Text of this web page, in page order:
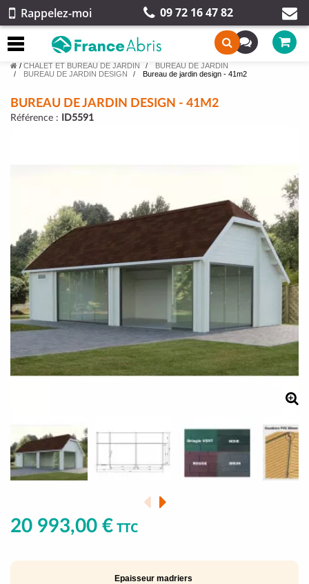
Rappelez-moi 09 72 16 47 82
/ CHALET ET BUREAU DE JARDIN
BUREAU DE JARDIN
BUREAU DE JARDIN DESIGN
Bureau de jardin design - 41m2
BUREAU DE JARDIN DESIGN - 41M2
Référence : ID5591
20 993,00 € TTC
Epaisseur madriers